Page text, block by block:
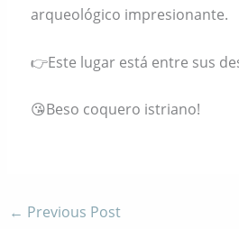
arqueológico impresionante.
👉Este lugar está entre sus
😘Beso coquero istriano!
← Previous Post